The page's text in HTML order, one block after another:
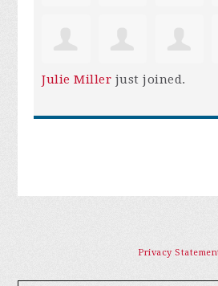
Julie Miller just joined.
Privacy